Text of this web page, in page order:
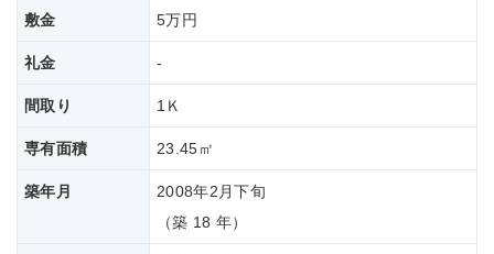
敷金 5万円
礼金 -
間取り 1Ｋ
専有面積 23.45㎡
築年月
2008年2月下旬
（築 18 年）